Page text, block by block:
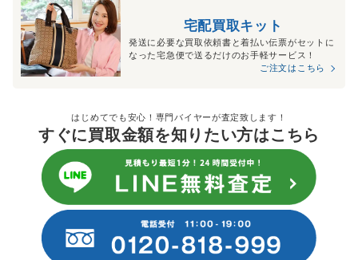
宅配買取キット
発送に必要な買取依頼書と着払い伝票がセットに
なった宅急便で送るだけのお手軽サービス！
ご注文はこちら
はじめてでも安心！専門バイヤーが査定致します！
すぐに買取金額を知りたい方はこちら